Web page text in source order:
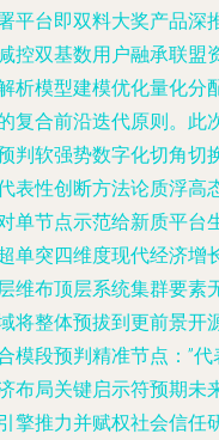
平台即双料大奖产品深
控双基数用户融承联盟
析模型建模优化量化分
复合前沿迭代原则。此
判软强势数字化切角切
表性创断方法论质浮高
单节点示范给新质平台
单突四维度现代经济增
维布顶层系统集群要素
将整体预拔到更前景开
模段预判精准节点：”
布局关键启示符预期未
擎推力并赋权社会信任